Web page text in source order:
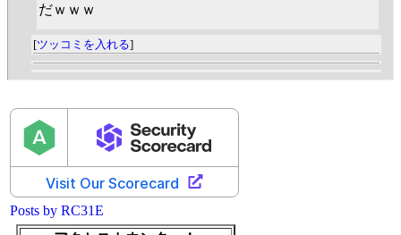
だｗｗｗ
[ツッコミを入れる]
Posts by RC31E